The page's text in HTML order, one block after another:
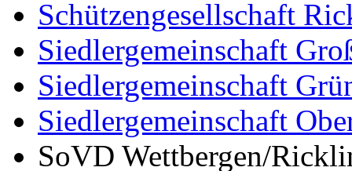
Schützengesellschaft
Siedlergemeinschaft
Siedlergemeinschaft
Siedlergemeinschaft
SoVD Wettbergen/